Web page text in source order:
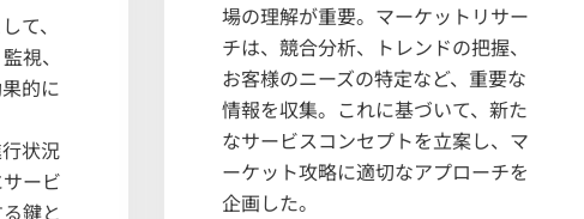
て、
視、
的に
状況
ービ
鍵と
場の理解が重要。マーケットリサー
チは、競合分析、トレンドの把握、
お客様のニーズの特定など、重要な
情報を収集。これに基づいて、新た
なサービスコンセプトを立案し、マ
ーケット攻略に適切なアプローチを
企画した。